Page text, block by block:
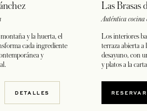
y la huerta, el
cada ingrediente
y
UNA PESTAÑA NUEVA
DETALLES
Las Brasas
Auténtica
Los interiores
terraza abierta
desayuno, con
y platos a la
RESERVAR
SE